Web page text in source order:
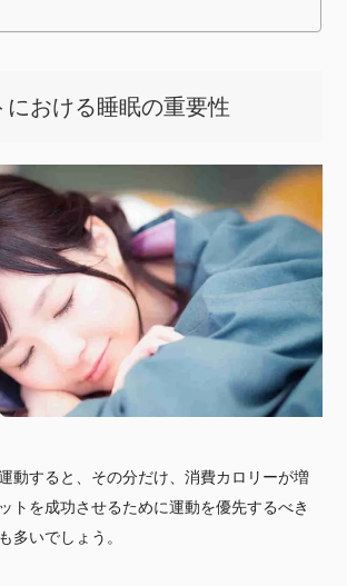
における睡眠の重要性
動すると、その分だけ、消費カロリーが増
トを成功させるために運動を優先するべき
多いでしょう。